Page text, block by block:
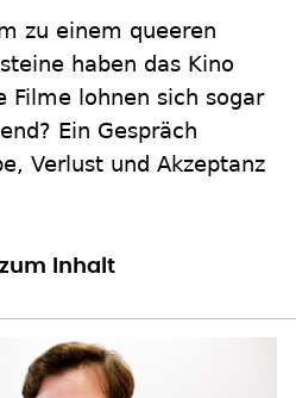
zu einem queeren
haben das Kino
Filme lohnen sich sogar
Ein Gespräch
Verlust und Akzeptanz
zum Inhalt